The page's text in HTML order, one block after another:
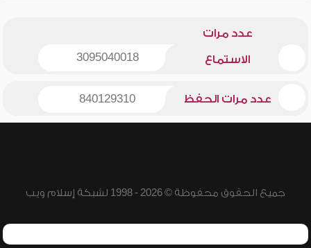
عدد مرات
الاستماع 3095040018
عدد مرات الحفظ 840129310
جميع الحقوق محفوظة © 2026 - 1998 لشبكة إسلام ويب